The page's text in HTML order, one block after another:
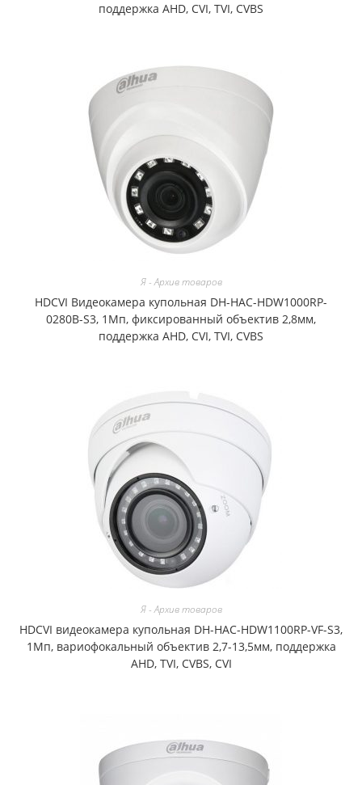
поддержка AHD, CVI, TVI, CVBS
Я - Архив товаров
HDCVI Видеокамера купольная DH-HAC-HDW1000RP-
0280B-S3, 1Мп, фиксированный объектив 2,8мм,
поддержка AHD, CVI, TVI, CVBS
Я - Архив товаров
HDCVI видеокамера купольная DH-HAC-HDW1100RP-VF-S3,
1Мп, вариофокальный объектив 2,7-13,5мм, поддержка
AHD, TVI, CVBS, CVI